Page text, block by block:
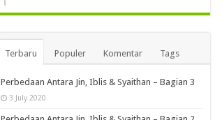
Terbaru Populer Komentar Tags
Perbedaan Antara Jin, Iblis & Syaithan – Bagian 3
3 July 2020